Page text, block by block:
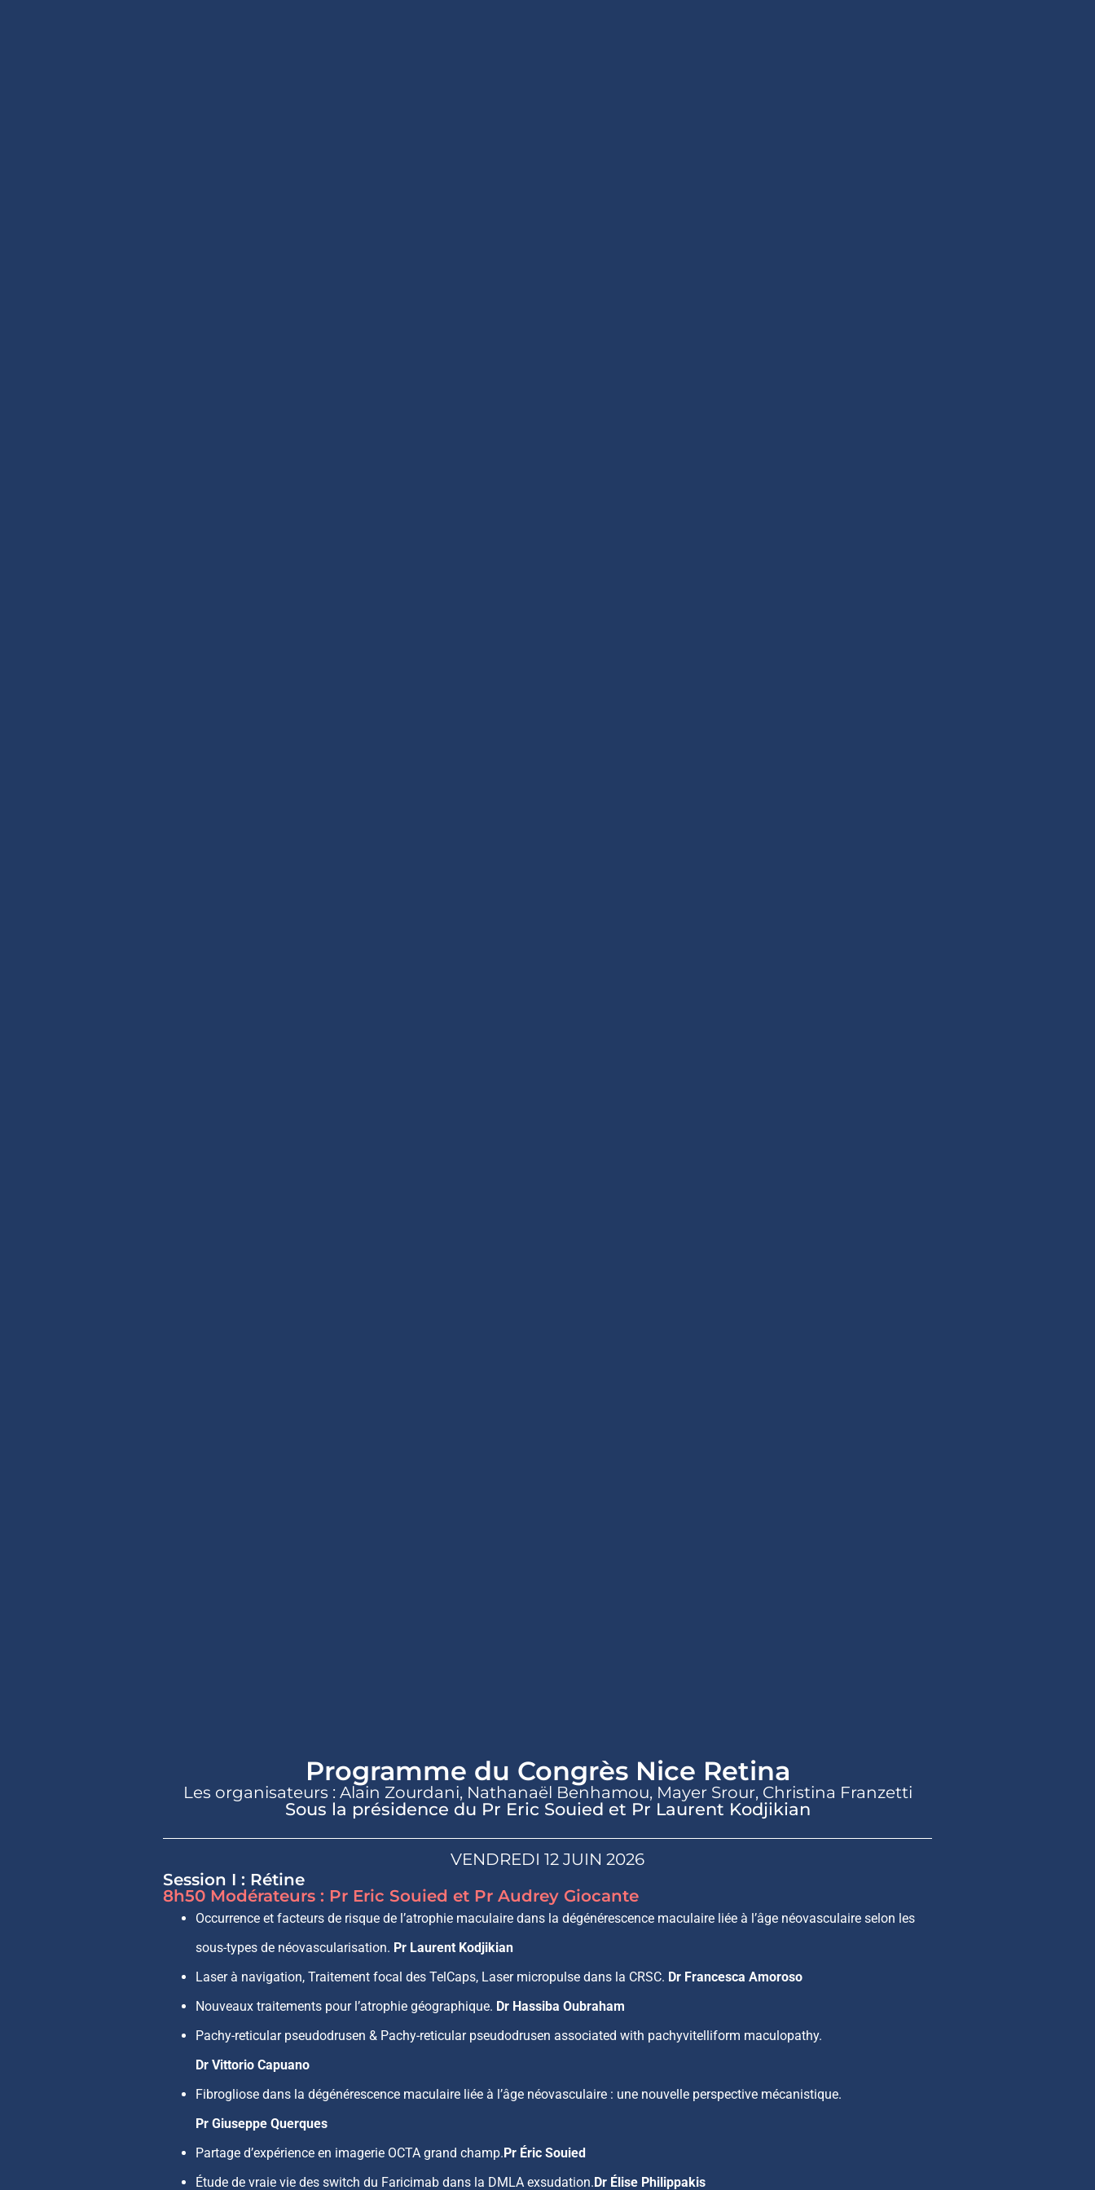
Programme du Congrès Nice Retina
Les organisateurs : Alain Zourdani, Nathanaël Benhamou, Mayer Srour, Christina Franzetti
Sous la présidence du Pr Eric Souied et Pr Laurent Kodjikian
VENDREDI 12 JUIN 2026
Session I : Rétine
8h50 Modérateurs : Pr Eric Souied et Pr Audrey Giocante
Occurrence et facteurs de risque de l’atrophie maculaire dans la dégénérescence maculaire liée à l’âge néovasculaire selon les
sous-types de néovascularisation. Pr Laurent Kodjikian
Laser à navigation, Traitement focal des TelCaps, Laser micropulse dans la CRSC. Dr Francesca Amoroso
Nouveaux traitements pour l’atrophie géographique. Dr Hassiba Oubraham
Pachy-reticular pseudodrusen & Pachy-reticular pseudodrusen associated with pachyvitelliform maculopathy.
Dr Vittorio Capuano
Fibrogliose dans la dégénérescence maculaire liée à l’âge néovasculaire : une nouvelle perspective mécanistique.
Pr Giuseppe Querques
Partage d’expérience en imagerie OCTA grand champ.Pr Éric Souied
Étude de vraie vie des switch du Faricimab dans la DMLA exsudation.Dr Élise Philippakis